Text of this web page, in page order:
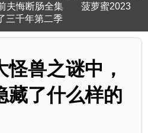
夫悔断肠全集
菠萝蜜2023
三千年第二季
兽之谜中，
藏了什么样的